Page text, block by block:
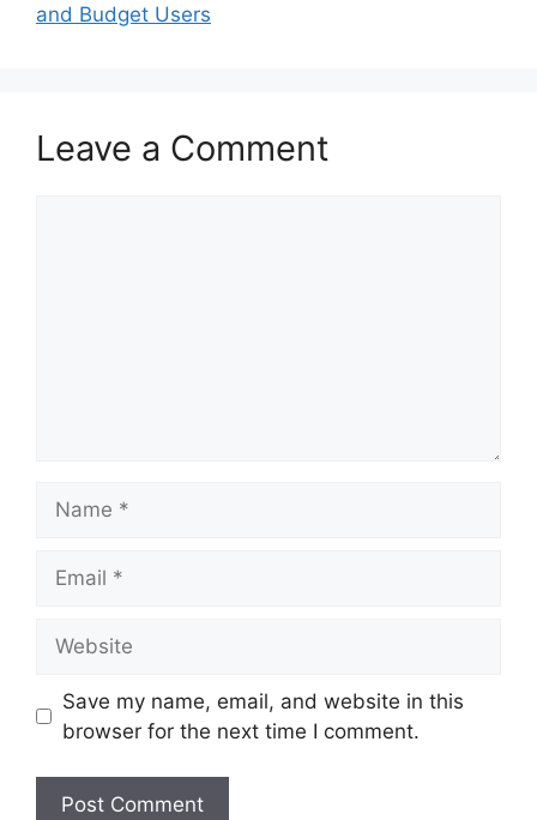
and Budget Users
Leave a Comment
Save my name, email, and website in this
browser for the next time I comment.